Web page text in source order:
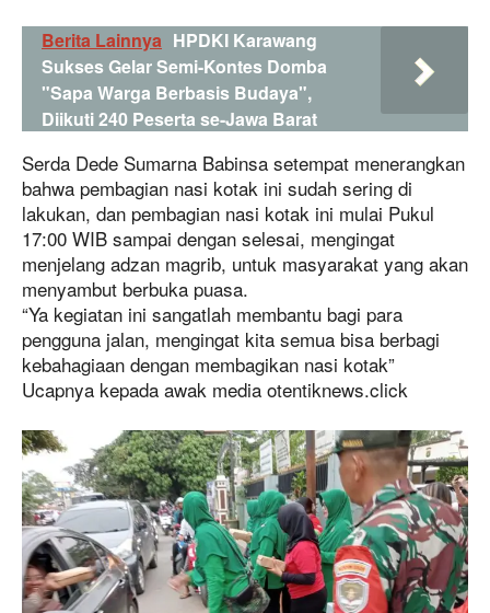
Berita Lainnya HPDKI Karawang
Sukses Gelar Semi-Kontes Domba
"Sapa Warga Berbasis Budaya",
Diikuti 240 Peserta se-Jawa Barat
Serda Dede Sumarna Babinsa setempat menerangkan
bahwa pembagian nasi kotak ini sudah sering di
lakukan, dan pembagian nasi kotak ini mulai Pukul
17:00 WIB sampai dengan selesai, mengingat
menjelang adzan magrib, untuk masyarakat yang akan
menyambut berbuka puasa.
“Ya kegiatan ini sangatlah membantu bagi para
pengguna jalan, mengingat kita semua bisa berbagi
kebahagiaan dengan membagikan nasi kotak”
Ucapnya kepada awak media otentiknews.click